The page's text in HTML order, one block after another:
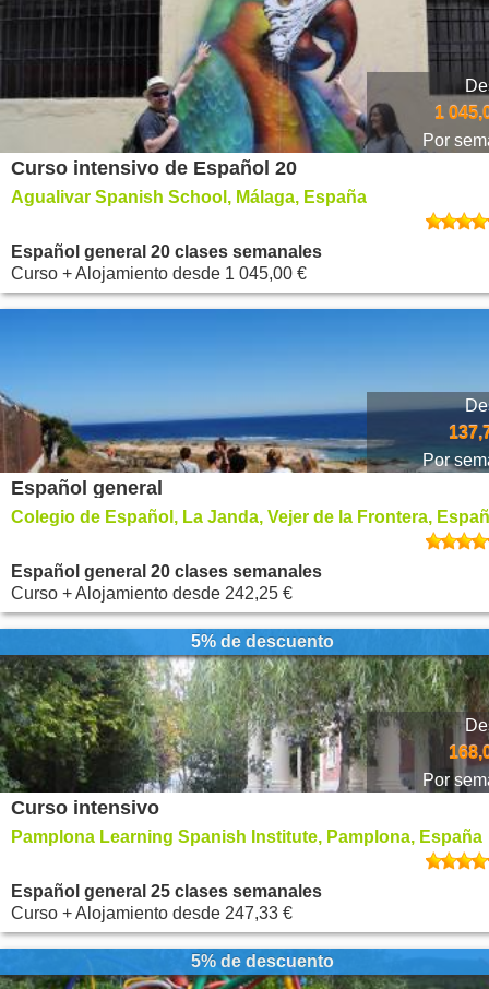
1
Por
Curso intensivo de Español 20
Agualivar Spanish School, Málaga, España
Español general 20 clases semanales
Curso + Alojamiento desde 1 045,00 €
Por
Español general
Colegio de Español, La Janda, Vejer de la Frontera,
Español general 20 clases semanales
Curso + Alojamiento desde 242,25 €
5% de descuento
Por
Curso intensivo
Pamplona Learning Spanish Institute, Pamplona, España
Español general 25 clases semanales
Curso + Alojamiento desde 247,33 €
5% de descuento